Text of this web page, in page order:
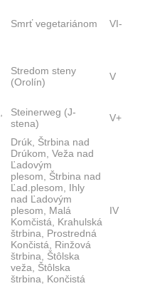
Smrť vegetariánom VI-
Stredom steny
(Orolín)
V
Steinerweg (J-
stena)
V+
Drúk, Štrbina nad
Drúkom, Veža nad
Ľadovým
plesom, Štrbina nad
Ľad.plesom, Ihly
nad Ľadovým
plesom, Malá
Komčistá, Krahulská
štrbina, Prostredná
Končistá, Rinžová
štrbina, Štôlska
veža, Štôlska
štrbina, Končistá
IV